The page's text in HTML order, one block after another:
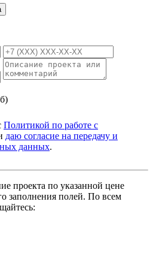
Политикой по работе с
даю согласие на передачу и
данных.
проекта по указанной цене
заполнения полей. По всем